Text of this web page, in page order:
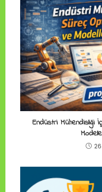
Endüstri Mühendisliği